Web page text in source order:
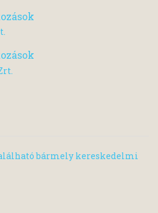
bármely kereskedelmi